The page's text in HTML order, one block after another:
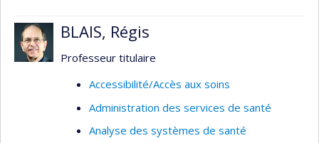
intelligence artificielle et autres technologies de
santé numérique), crises sanitaires (ex. COVID-
écologique).
innovants et complexes (ex. gouvernance,
BLAIS, Régis
Professeur titulaire
Accessibilité/Accès aux soins
Administration des services de santé
Analyse des systèmes de santé